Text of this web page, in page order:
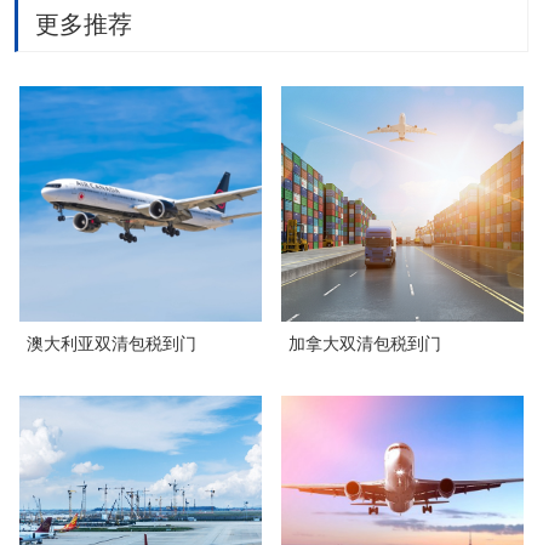
更多推荐
澳大利亚双清包税到门 加拿大双清包税到门